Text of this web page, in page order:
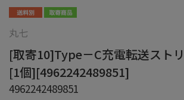
丸七
[取寄10]Type－C充電転送スト
[1個][4962242489851]
4962242489851